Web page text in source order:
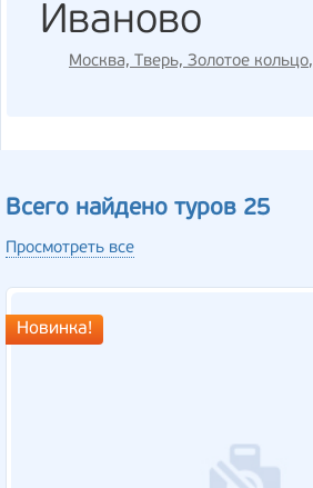
Иваново
Москва, Тверь, Золотое кольцо,
Всего найдено туров 25
Просмотреть все
Новинка!